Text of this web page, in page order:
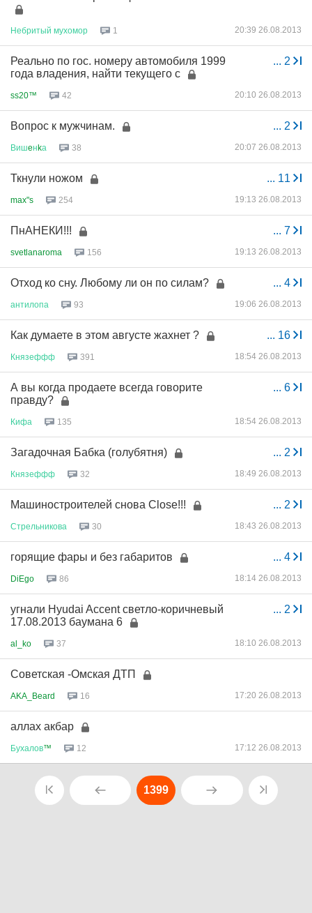
Небритый мухомор 1 20:39 26.08.2013
... 2
Реально по гос. номеру автомобиля 1999
года владения, найти текущего с
ss20™ 42 20:10 26.08.2013
... 2
Вопрос к мужчинам.
Вишeнkа 38 20:07 26.08.2013
... 11
Ткнули ножом
max"s 254 19:13 26.08.2013
... 7
ПнАНЕКИ!!!
svetlanaroma 156 19:13 26.08.2013
... 4
Отход ко сну. Любому ли он по силам?
антилопа 93 19:06 26.08.2013
... 16
Как думаете в этом августе жахнет ?
Князеффф 391 18:54 26.08.2013
... 6
А вы когда продаете всегда говорите
правду?
Кифа 135 18:54 26.08.2013
... 2
Загадочная Бабка (голубятня)
Князеффф 32 18:49 26.08.2013
... 2
Машиностроителей снова Close!!!
Стрельникова 30 18:43 26.08.2013
... 4
горящие фары и без габаритов
DiEgo 86 18:14 26.08.2013
... 2
угнали Hyudai Accent светло-коричневый
17.08.2013 баумана 6
al_ko 37 18:10 26.08.2013
Советская -Омская ДТП
AKA_Beard 16 17:20 26.08.2013
аллах акбар
Бухалов™ 12 17:12 26.08.2013
1399